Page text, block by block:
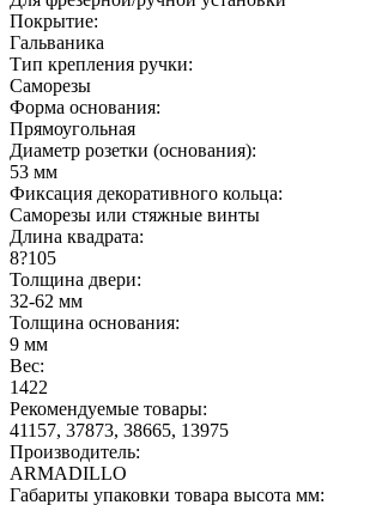
Покрытие:
Гальваника
Тип крепления ручки:
Саморезы
Форма основания:
Прямоугольная
Диаметр розетки (основания):
53 мм
Фиксация декоративного кольца:
Саморезы или стяжные винты
Длина квадрата:
8?105
Толщина двери:
32-62 мм
Толщина основания:
9 мм
Вес:
1422
Рекомендуемые товары:
41157, 37873, 38665, 13975
Производитель:
ARMADILLO
Габариты упаковки товара высота мм: